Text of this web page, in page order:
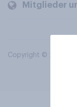
Mitglieder
Copyright © 2026